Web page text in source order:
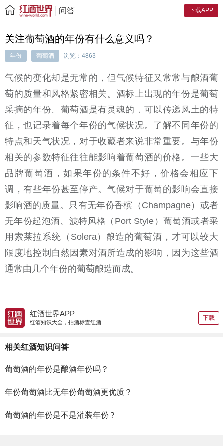
下载APP
问答
关注葡萄酒的年份有什么意义吗？
年份 葡萄酒 浏览：4863
气候的变化却是无常的，但气候特征又常常与酿酒葡
萄的质量和风格紧密相关。酒标上出现的年份是葡萄
采摘的年份。葡萄酒是有灵魂的，可以传递风土的特
征，也记录着每个年份的气候状况。了解不同年份的
特点和天气状况，对于收藏者来说非常重要。与年份
相关的参数特征往往能影响着葡萄酒的价格。一些大
品牌葡萄酒，如果年份的条件不好，价格会相应下
调，有些年份甚至停产。气候对于葡萄的影响会直接
影响酒的质量。只有无年份香槟（Champagne）或者
无年份起泡酒、波特风格（Port Style）葡萄酒或者采
用索莱拉系统（Solera）酿造的葡萄酒，才可以较大
限度地控制自然因素对酒所造成的影响，因为这些酒
通常由几个年份的葡萄酿造而成。
红酒世界APP
红酒知识大全，拍酒标查红酒
下载
相关红酒知识问答
葡萄酒的年份是酿酒年份吗？
年份葡萄酒比无年份葡萄酒更优质？
葡萄酒的年份是不是灌装年份？